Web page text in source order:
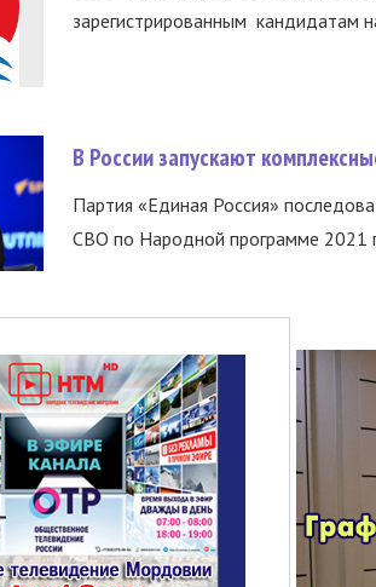
зарегистрированным кандидатам
В России запускают
Партия «Единая Россия»
СВО по Народной программе 2021